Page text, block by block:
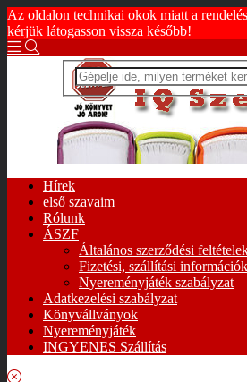
Az oldalon technikai okok miatt a
kérjük látogasson vissza később!
Hírek
első szavaim
Rólunk
ÁSZF
Általános szerződési
Fizetési, szállítási információk
Nyereményjáték szabályzat
Adatkezelési szabályzat
Könyvállványok
Nyereményjáték
INGYENES Szállítás